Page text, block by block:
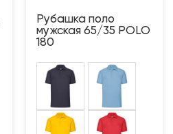
Рубашка поло
мужская 65/35 POLO
180